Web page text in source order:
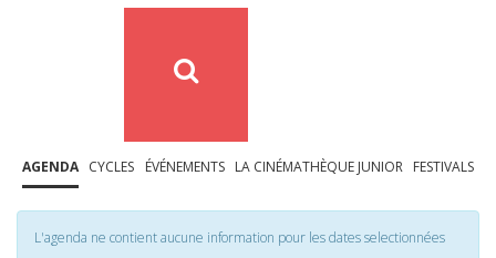
AGENDA CYCLES ÉVÉNEMENTS LA CINÉMATHÈQUE JUNIOR FESTIVALS
L'agenda ne contient aucune information pour les dates selectionnées